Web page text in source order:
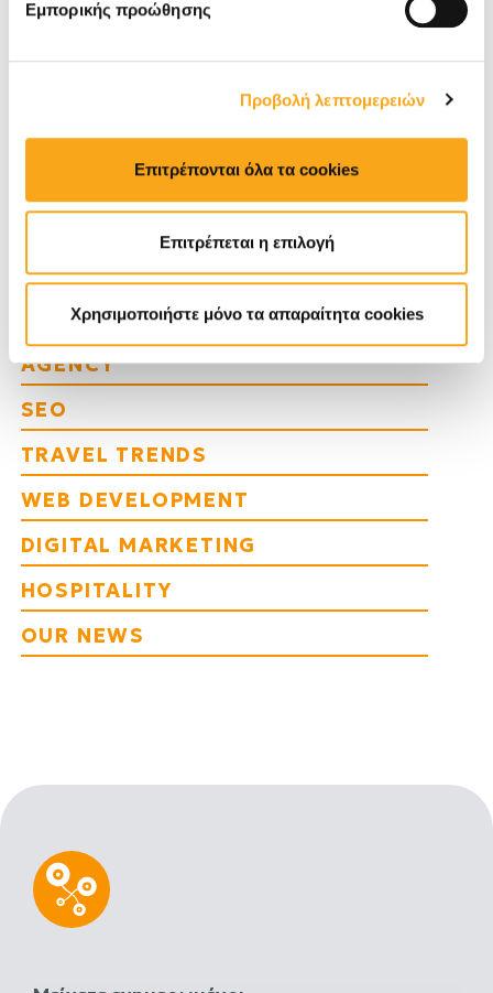
Εμπορικής προώθησης
Προβολή λεπτομερειών
Επιτρέπονται όλα τα cookies
Επιτρέπεται η επιλογή
Χρησιμοποιήστε μόνο τα απαραίτητα cookies
DIGITAL TRENDS
EYEWIDE DIGITAL MARKETING
AGENCY
SEO
TRAVEL TRENDS
WEB DEVELOPMENT
DIGITAL MARKETING
HOSPITALITY
OUR NEWS